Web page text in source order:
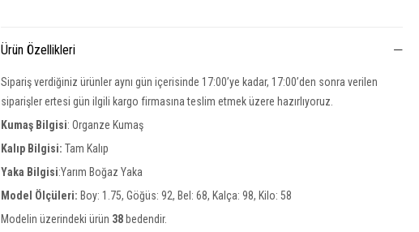
Ürün Özellikleri
Sipariş verdiğiniz ürünler aynı gün içerisinde 17:00’ye kadar, 17:00’den sonra verilen
siparişler ertesi gün ilgili kargo firmasına teslim etmek üzere hazırlıyoruz.
Kumaş Bilgisi: Organze Kumaş
Kalıp Bilgisi:Tam Kalıp
Yaka Bilgisi:Yarım Boğaz Yaka
Model Ölçüleri: Boy: 1.75, Göğüs: 92, Bel: 68, Kalça: 98, Kilo: 58
Modelin üzerindeki ürün 38 bedendir.